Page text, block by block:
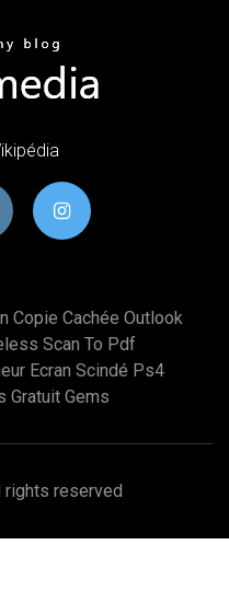
Copie Cachée Outlook
Scan To Pdf
Ecran Scindé Ps4
Gratuit Gems
rights reserved